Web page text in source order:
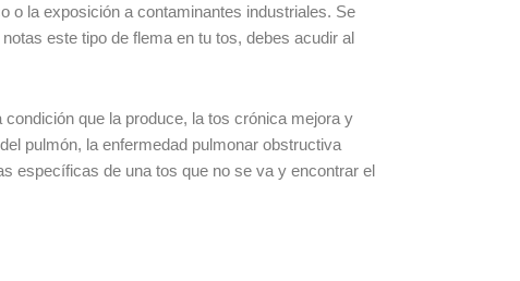
o la exposición a contaminantes industriales. Se
este tipo de flema en tu tos, debes acudir al
que la produce, la tos crónica mejora y
pulmón, la enfermedad pulmonar obstructiva
específicas de una tos que no se va y encontrar el